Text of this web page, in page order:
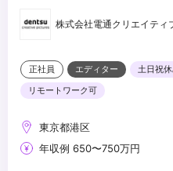
株式会社電通クリエイティ
正社員 エディター 土日祝
リモートワーク可
東京都港区
年収例 650〜750万円